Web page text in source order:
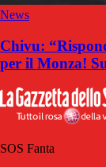
News
Chivu:
per il Monza!
SOS Fanta